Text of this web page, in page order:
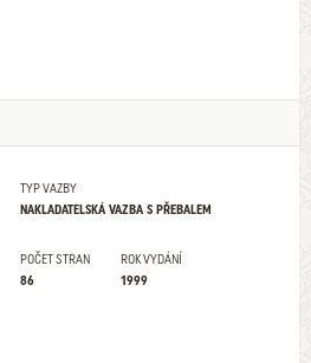
TYP VAZBY
NAKLADATELSKÁ VAZBA S PŘEBALEM
POČET STRAN
86
ROK VYDÁNÍ
1999